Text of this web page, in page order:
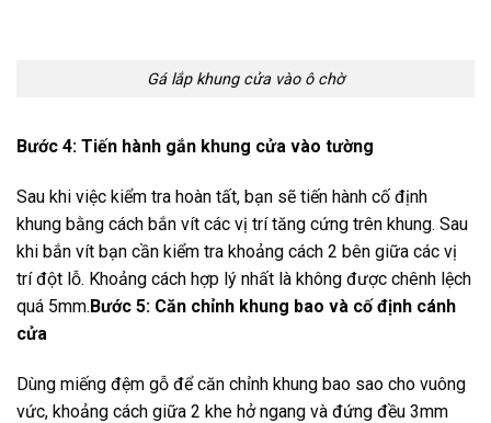
Gá lắp khung cửa vào ô chờ
Bước 4: Tiến hành gắn khung cửa vào tường
Sau khi việc kiểm tra hoàn tất, bạn sẽ tiến hành cố định
khung bằng cách bắn vít các vị trí tăng cứng trên khung. Sau
khi bắn vít bạn cần kiểm tra khoảng cách 2 bên giữa các vị
trí đột lỗ. Khoảng cách hợp lý nhất là không được chênh lệch
quá 5mm. Bước 5: Căn chỉnh khung bao và cố định cánh
cửa
Dùng miếng đệm gỗ để căn chỉnh khung bao sao cho vuông
vức, khoảng cách giữa 2 khe hở ngang và đứng đều 3mm